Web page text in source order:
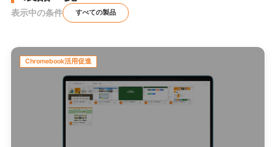
表示中の条件 すべての製品
Chromebook活用促進